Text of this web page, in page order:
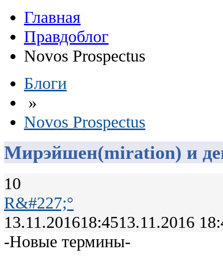
Главная
Правдоблог
Novos Prospectus
Блоги
»
Novos Prospectus
Мирэйшен(miration) и
10
R&#227;°
13.11.201618:4513.11.2016
-Новые термины-